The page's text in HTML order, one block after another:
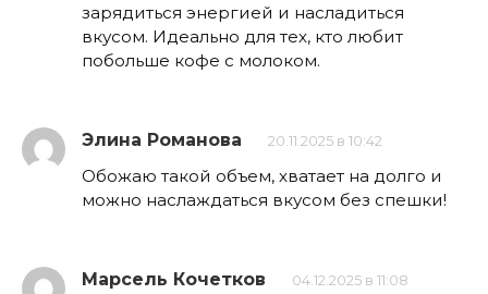
зарядиться энергией и насладиться
вкусом. Идеально для тех, кто любит
побольше кофе с молоком.
Элина Романова 20.11.2025 в 10:42
Обожаю такой объем, хватает на долго и
можно наслаждаться вкусом без спешки!
Марсель Кочетков 04.12.2025 в 11:08